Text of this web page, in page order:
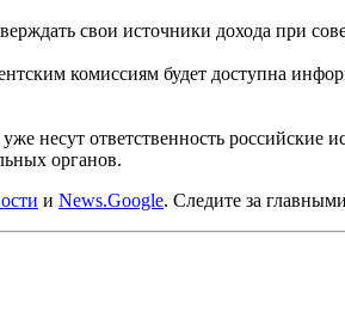
свои источники дохода при
комиссиям будет доступна
несут ответственность
органов.
и News.Google. Следите за